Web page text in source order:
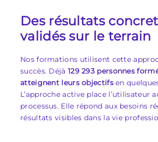
Des résultats
validés sur le terrain
Nos formations utilisent cette
succès. Déjà 129 293 personnes
atteignent leurs objectifsen
L’approche active place l’utilisateur
processus. Elle répond aux besoins
résultats visibles dans la vie